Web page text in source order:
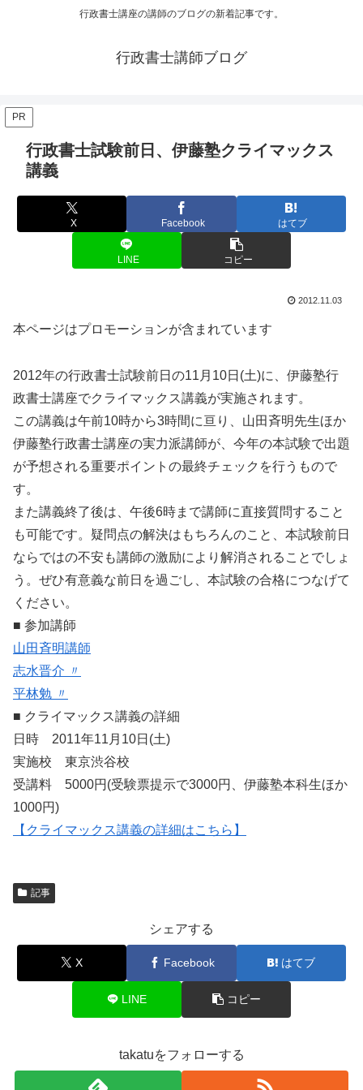
行政書士講座の講師のブログの新着記事です。
行政書士講師ブログ
PR
行政書士試験前日、伊藤塾クライマックス
講義
X Facebook はてブ
LINE コピー
2012.11.03
本ページはプロモーションが含まれています
2012年の行政書士試験前日の11月10日(土)に、伊藤塾行
政書士講座でクライマックス講義が実施されます。
この講義は午前10時から3時間に亘り、山田斉明先生ほか
伊藤塾行政書士講座の実力派講師が、今年の本試験で出題
が予想される重要ポイントの最終チェックを行うもので
す。
また講義終了後は、午後6時まで講師に直接質問すること
も可能です。疑問点の解決はもちろんのこと、本試験前日
ならではの不安も講師の激励により解消されることでしょ
う。ぜひ有意義な前日を過ごし、本試験の合格につなげて
ください。
■ 参加講師
山田斉明講師
志水晋介 〃
平林勉 〃
■ クライマックス講義の詳細
日時 2011年11月10日(土)
実施校 東京渋谷校
受講料 5000円(受験票提示で3000円、伊藤塾本科生ほか
1000円)
【クライマックス講義の詳細はこちら】
記事
シェアする
X Facebook はてブ
LINE コピー
takatuをフォローする